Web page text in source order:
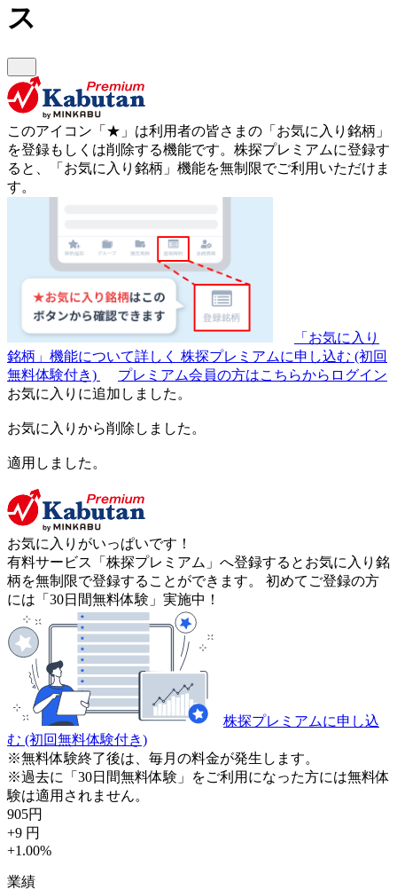
ス
このアイコン 「★」 は利用者の皆さまの 「お気に入り銘柄」
を登録もしくは削除する機能です。 株探プレミアムに登録す
ると、「お気に入り銘柄」機能を無制限でご利用いただけま
す。
「お気に入り
銘柄」機能について詳しく 株探プレミアムに申し込む (初回
無料体験付き)
プレミアム会員の方はこちらからログイン
お気に入りに追加しました。
お気に入りから削除しました。
適用しました。
お気に入りがいっぱいです！
有料サービス「株探プレミアム」へ登録するとお気に入り銘
柄を無制限で登録することができます。 初めてご登録の方
には「30日間無料体験」実施中！
株探プレミアムに申し込
む (初回無料体験付き)
※無料体験終了後は、毎月の料金が発生します。
※過去に「30日間無料体験」をご利用になった方には無料体
験は適用されません。
905円
+9 円
+1.00%
業績